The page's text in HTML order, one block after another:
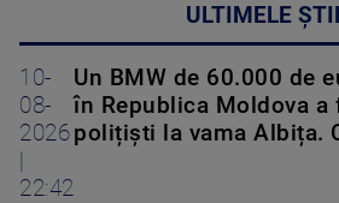
ULTIMELE
10-
08-
2026
|
22:42
Un BMW de 60.000 de
în Republica Moldova
polițiști la vama Albița.